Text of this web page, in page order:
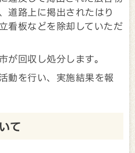
道路上に掲出されたはり
看板などを除却していただ
が回収し処分します。
動を行い、実施結果を報
て